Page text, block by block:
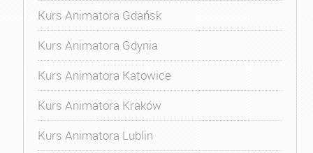
Kurs Animatora Gdańsk
Kurs Animatora Gdynia
Kurs Animatora Katowice
Kurs Animatora Kraków
Kurs Animatora Lublin